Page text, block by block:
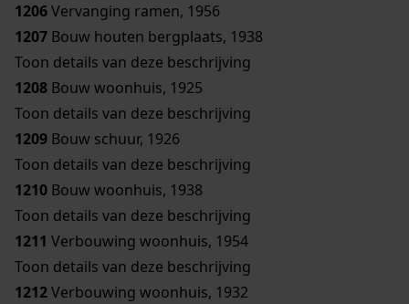
1206Vervanging ramen, 1956
1207 Bouw houten bergplaats, 1938
Toon details van deze beschrijving
1208 Bouw woonhuis, 1925
Toon details van deze beschrijving
1209 Bouw schuur, 1926
Toon details van deze beschrijving
1210 Bouw woonhuis, 1938
Toon details van deze beschrijving
1211 Verbouwing woonhuis, 1954
Toon details van deze beschrijving
1212Verbouwing woonhuis, 1932